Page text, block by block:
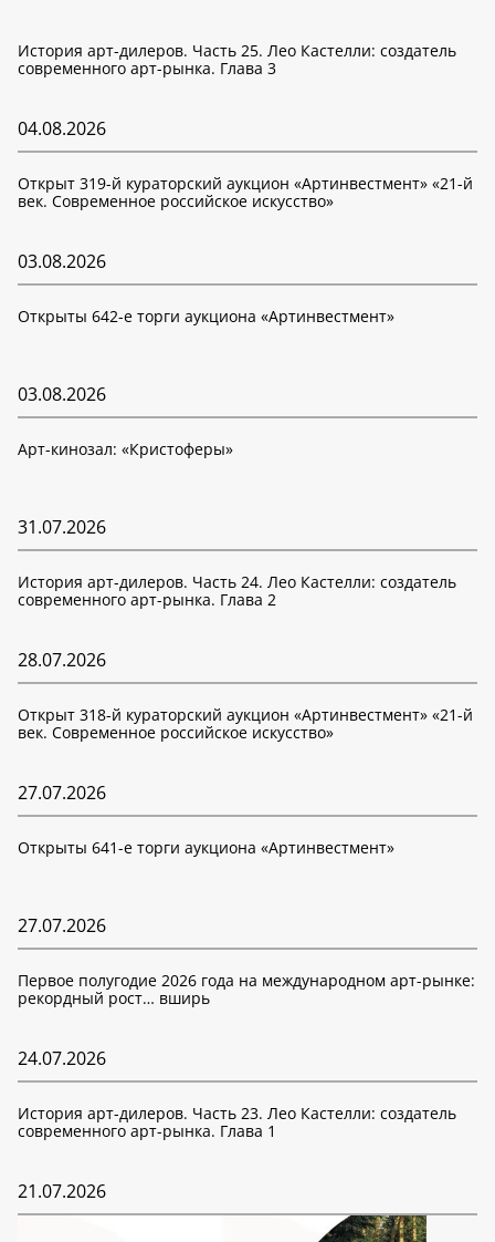
История арт-дилеров. Часть 25. Лео Кастелли: создатель
современного арт-рынка. Глава 3
04.08.2026
Открыт 319-й кураторский аукцион «Артинвестмент» «21-й
век. Современное российское искусство»
03.08.2026
Открыты 642-е торги аукциона «Артинвестмент»
03.08.2026
Арт-кинозал: «Кристоферы»
31.07.2026
История арт-дилеров. Часть 24. Лео Кастелли: создатель
современного арт-рынка. Глава 2
28.07.2026
Открыт 318-й кураторский аукцион «Артинвестмент» «21-й
век. Современное российское искусство»
27.07.2026
Открыты 641-е торги аукциона «Артинвестмент»
27.07.2026
Первое полугодие 2026 года на международном арт-рынке:
рекордный рост… вширь
24.07.2026
История арт-дилеров. Часть 23. Лео Кастелли: создатель
современного арт-рынка. Глава 1
21.07.2026